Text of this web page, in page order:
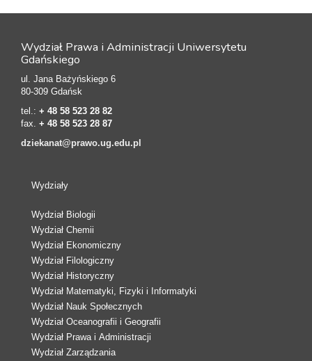
Wydział Prawa i Administracji Uniwersytetu
Gdańskiego
ul. Jana Bażyńskiego 6
80-309 Gdańsk
tel.: + 48 58 523 28 82
fax. + 48 58 523 28 87
dziekanat@prawo.ug.edu.pl
Wydziały
Wydział Biologii
Wydział Chemii
Wydział Ekonomiczny
Wydział Filologiczny
Wydział Historyczny
Wydział Matematyki, Fizyki i Informatyki
Wydział Nauk Społecznych
Wydział Oceanografii i Geografii
Wydział Prawa i Administracji
Wydział Zarządzania